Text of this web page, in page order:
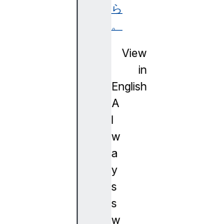
ら
。
View
in
English
A
l
w
a
y
s
s
w